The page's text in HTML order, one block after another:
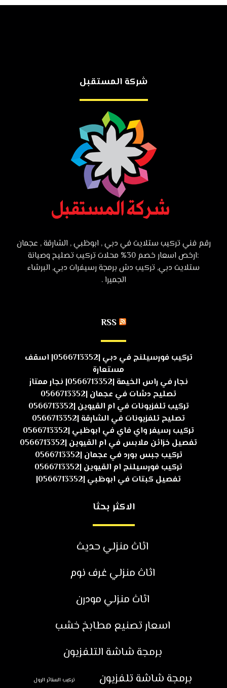
شركة المستقبل
رقم فني تركيب ستلايت في دبي , ابوظبي , الشارقة , عجمان
:ارخص اسعار خصم 30% محلات تركيب تصليح وصيانة
ستلايت دبي, تركيب دش برمجة رسيفرات دبي, البرشاء
الجميرا .
RSS
تركيب فورسيلنج في دبي |0566713352| اسقف
مستعارة
نجار في راس الخيمة |0566713352| نجار ممتاز
تصليح دشات في عجمان |0566713352
تركيب تلفزيونات في ام القيوين |0566713352
تصليح تلفزيونات في الشارقة |0566713352
تركيب رسيفر واي فاي في ابوظبي |0566713352
تفصيل خزائن ملابس في ام القيوين |0566713352
تركيب جبس بورد في عجمان |0566713352
تركيب فورسيلنج ام القيوين |0566713352
تفصيل كبتات في ابوظبي |0566713352|
الاكثر بحثا
اثاث منزلي حديث
اثاث منزلي غرف نوم
اثاث منزلي مودرن
اسعار تصنيع مطابخ خشب
برمجة شاشة التلفزيون
برمجة شاشة تلفزيون
تركيب الستائر الرول